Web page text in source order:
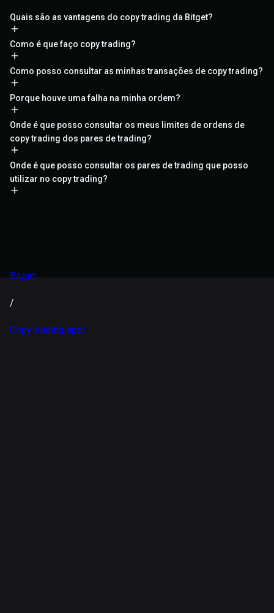
Quais são as vantagens do copy trading da Bitget?
Como é que faço copy trading?
Como posso consultar as minhas transações de copy trading?
Porque houve uma falha na minha ordem?
Onde é que posso consultar os meus limites de ordens de
copy trading dos pares de trading?
Onde é que posso consultar os pares de trading que posso
utilizar no copy trading?
Bitget
/
Copy trading spot